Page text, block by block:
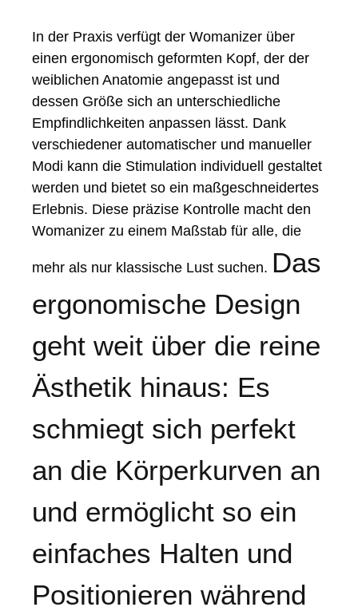
In der Praxis verfügt der Womanizer über
einen ergonomisch geformten Kopf, der der
weiblichen Anatomie angepasst ist und
dessen Größe sich an unterschiedliche
Empfindlichkeiten anpassen lässt. Dank
verschiedener automatischer und manueller
Modi kann die Stimulation individuell gestaltet
werden und bietet so ein maßgeschneidertes
Erlebnis. Diese präzise Kontrolle macht den
Womanizer zu einem Maßstab für alle, die
mehr als nur klassische Lust suchen. Das
ergonomische Design
geht weit über die reine
Ästhetik hinaus: Es
schmiegt sich perfekt
an die Körperkurven an
und ermöglicht so ein
einfaches Halten und
Positionieren während